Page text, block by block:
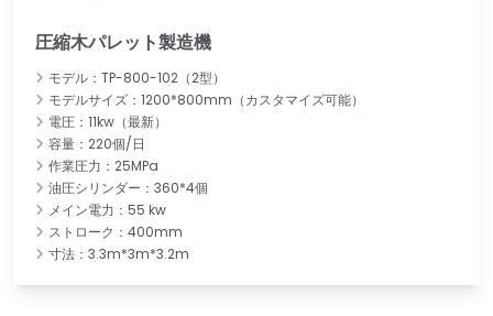
圧縮木パレット製造機
モデル：TP-800-102（2型）
モデルサイズ：1200*800mm（カスタマイズ可能）
電圧：11kw（最新）
容量：220個/日
作業圧力：25MPa
油圧シリンダー：360*4個
メイン電力：55 kw
ストローク：400mm
寸法：3.3m*3m*3.2m